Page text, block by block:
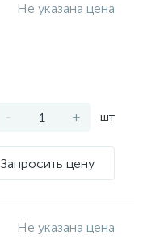
Не указана цена
- + шт
Запросить цену
Не указана цена